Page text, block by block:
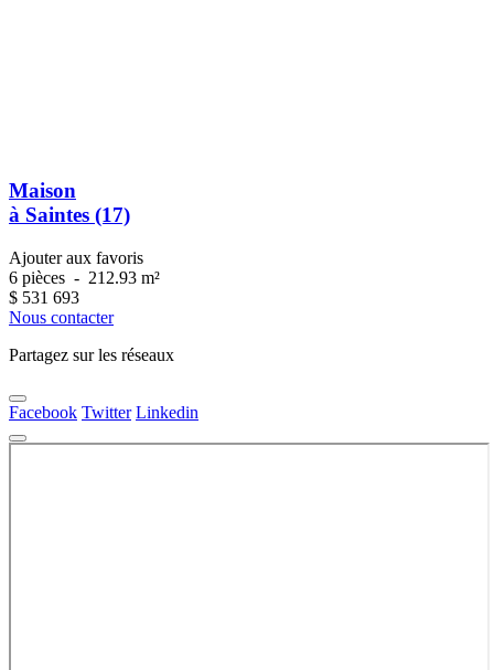
Maison
à Saintes (17)
Ajouter aux favoris
6 pièces - 212.93 m²
$ 531 693
Nous contacter
Partagez sur les réseaux
Facebook Twitter Linkedin